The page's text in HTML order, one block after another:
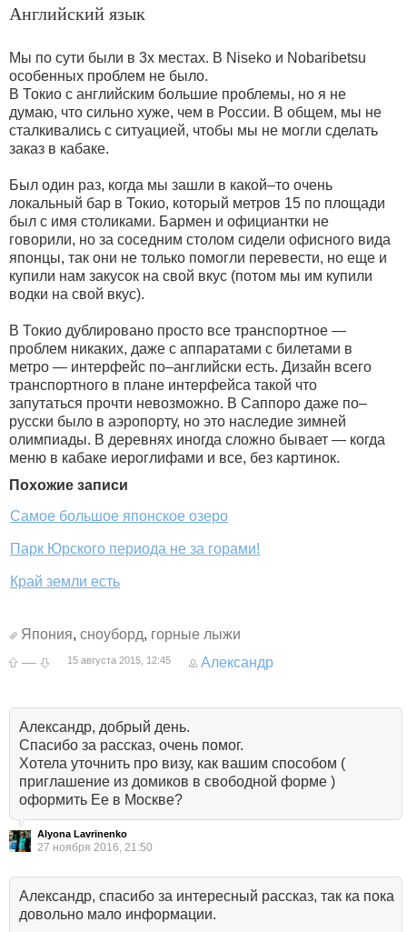
Английский язык
Мы по сути были в 3х местах. В Niseko и Nobaribetsu
особенных проблем не было.
В Токио с английским большие проблемы, но я не
думаю, что сильно хуже, чем в России. В общем, мы не
сталкивались с ситуацией, чтобы мы не могли сделать
заказ в кабаке.
Был один раз, когда мы зашли в какой–то очень
локальный бар в Токио, который метров 15 по площади
был с имя столиками. Бармен и официантки не
говорили, но за соседним столом сидели офисного вида
японцы, так они не только помогли перевести, но еще и
купили нам закусок на свой вкус (потом мы им купили
водки на свой вкус).
В Токио дублировано просто все транспортное —
проблем никаких, даже с аппаратами с билетами в
метро — интерфейс по–английски есть. Дизайн всего
транспортного в плане интерфейса такой что
запутаться прочти невозможно. В Саппоро даже по–
русски было в аэропорту, но это наследие зимней
олимпиады. В деревнях иногда сложно бывает — когда
меню в кабаке иероглифами и все, без картинок.
Похожие записи
Самое большое японское озеро
Парк Юрского периода не за горами!
Край земли есть
Япония, сноуборд, горные лыжи
—
15 августа 2015, 12:45 Александр
Александр, добрый день.
Спасибо за рассказ, очень помог.
Хотела уточнить про визу, как вашим способом (
приглашение из домиков в свободной форме )
оформить Ее в Москве?
Alyona Lavrinenko
27 ноября 2016, 21:50
Александр, спасибо за интересный рассказ, так ка пока
довольно мало информации.